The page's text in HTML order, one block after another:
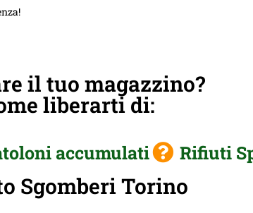
il tuo magazzino?
liberarti di:
accumulati Rifiuti
Sgomberi Torino